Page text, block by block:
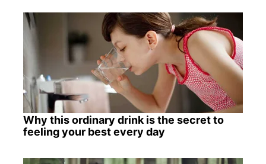
Why this ordinary drink is the secret to
feeling your best every day